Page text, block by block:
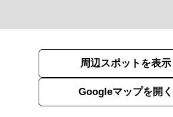
周辺スポットを表示
Googleマップを開く